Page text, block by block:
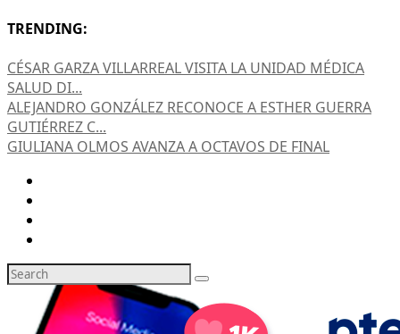
TRENDING:
CÉSAR GARZA VILLARREAL VISITA LA UNIDAD MÉDICA
SALUD DI...
ALEJANDRO GONZÁLEZ RECONOCE A ESTHER GUERRA
GUTIÉRREZ C...
GIULIANA OLMOS AVANZA A OCTAVOS DE FINAL